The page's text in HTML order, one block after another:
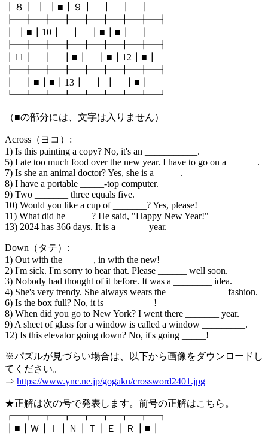
┃８┃ ┃ ┃■┃９┃ ┃ ┃ ┃
┣━╋━╋━╋━╋━╋━╋━╋━┫
┃ ┃■┃10┃ ┃ ┃■┃■┃ ┃
┣━╋━╋━╋━╋━╋━╋━╋━┫
┃11┃ ┃ ┃■┃ ┃■┃12┃■┃
┣━╋━╋━╋━╋━╋━╋━╋━┫
┃ ┃■┃■┃13┃ ┃ ┃ ┃■┃
┗━┻━┻━┻━┻━┻━┻━┻━┛
（■の部分には、文字は入りません）
Across（ヨコ）:
1) Is this painting a copy? No, it's an ___________.
5) I ate too much food over the new year. I have to go on a ______.
7) Is she an animal doctor? Yes, she is a _____.
8) I have a portable _____-top computer.
9) Two _______ three equals five.
10) Would you like a cup of _______? Yes, please!
11) What did he _____? He said, "Happy New Year!"
13) 2024 has 366 days. It is a ______ year.
Down（タテ）:
1) Out with the ______, in with the new!
2) I'm sick. I'm sorry to hear that. Please ______ well soon.
3) Nobody had thought of it before. It was a ________ idea.
4) She's very trendy. She always wears the ____________ fashion.
6) Is the box full? No, it is __________!
8) When did you go to New York? I went there _______ year.
9) A sheet of glass for a window is called a window _________.
12) Is this elevator going down? No, it's going _____!
※パズルが見づらい場合は、以下から画像をダウンロードし
てください。
⇒ https://www.ync.ne.jp/gogaku/crossword2401.jpg
★正解は次の号で発表します。前号の正解はこちら。
┏━┳━┳━┳━┳━┳━┳━┳━┓
┃■┃Ｗ┃Ｉ┃Ｎ┃Ｔ┃Ｅ┃Ｒ┃■┃